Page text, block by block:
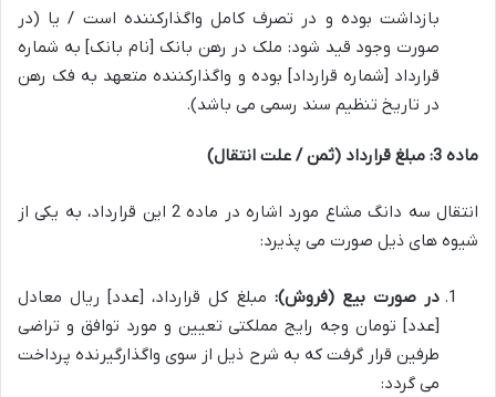
بازداشت بوده و در تصرف کامل واگذارکننده است / یا (در
صورت وجود قید شود: ملک در رهن بانک [نام بانک] به شماره
قرارداد [شماره قرارداد] بوده و واگذارکننده متعهد به فک رهن
در تاریخ تنظیم سند رسمی می باشد).
ماده 3: مبلغ قرارداد (ثمن / علت انتقال)
انتقال سه دانگ مشاع مورد اشاره در ماده 2 این قرارداد، به یکی از
شیوه های ذیل صورت می پذیرد:
در صورت بیع (فروش): مبلغ کل قرارداد، [عدد] ریال معادل
[عدد] تومان وجه رایج مملکتی تعیین و مورد توافق و تراضی
طرفین قرار گرفت که به شرح ذیل از سوی واگذارگیرنده پرداخت
می گردد: